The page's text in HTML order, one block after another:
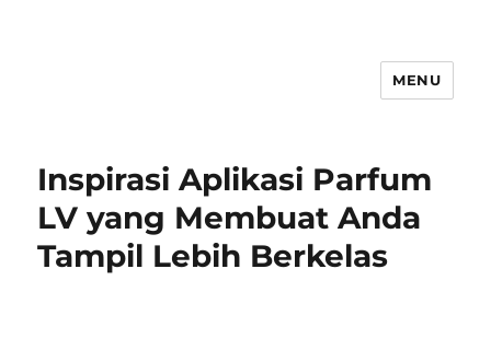
MENU
Inspirasi Aplikasi Parfum
LV yang Membuat Anda
Tampil Lebih Berkelas